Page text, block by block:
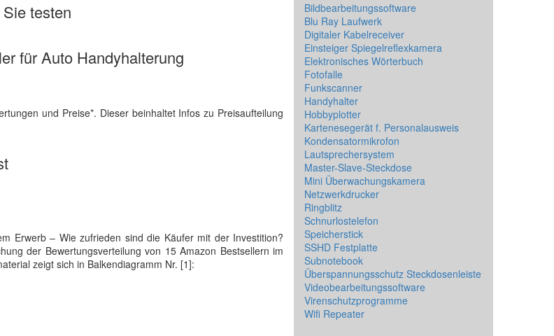
testen
für Auto Handyhalterung
und Preise*. Dieser beinhaltet Infos zu Preisaufteilung
Erwerb – Wie zufrieden sind die Käufer mit der Investition?
der Bewertungsverteilung von 15 Amazon Bestsellern im
zeigt sich in Balkendiagramm Nr. [1]:
Bildbearbeitungssoftware
Blu Ray Laufwerk
Digitaler Kabelreceiver
Einsteiger Spiegelreflexkamera
Elektronisches Wörterbuch
Fotofalle
Funkscanner
Handyhalter
Hobbyplotter
Kartenesegerät f. Personalausweis
Kondensatormikrofon
Lautsprechersystem
Master-Slave-Steckdose
Mini Überwachungskamera
Netzwerkdrucker
Ringblitz
Schnurlostelefon
Speicherstick
SSHD Festplatte
Subnotebook
Überspannungsschutz Steckdosenleiste
Videobearbeitungssoftware
Virenschutzprogramme
Wifi Repeater